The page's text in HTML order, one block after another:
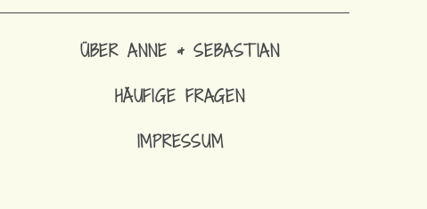
ÜBER ANNE & SEBASTIAN
HÄUFIGE FRAGEN
IMPRESSUM